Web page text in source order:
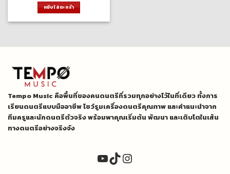
was:
437.00 ฿.
หยิบใส่ตะกร้า
Tempo Music คือพื้นที่ของคนดนตรีที่รวมทุกอย่างไว้ในที่เดียว ทั้งการ
เรียนดนตรีแบบมืออาชีพ โชว์รูมเครื่องดนตรีคุณภาพ และคำแนะนำจาก
ทีมครูและนักดนตรีตัวจริง พร้อมพาคุณเริ่มต้น พัฒนา และเติบโตในเส้น
ทางดนตรีอย่างจริงจัง
YouTube
TikTok
Instagram